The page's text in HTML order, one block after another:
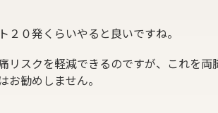
２０発くらいやると良いですね。
リスクを軽減できるのですが、これを
お勧めしません。